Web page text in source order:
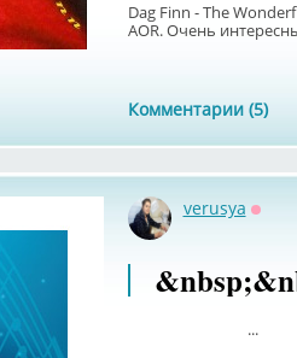
Dag Finn - The
AOR. Очень
Комментарии (5)
verusya
...